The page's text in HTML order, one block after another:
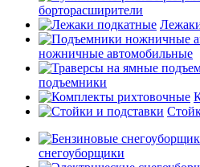
борторасширители
ножничные автомобильные
подъемники
снегоуборщики